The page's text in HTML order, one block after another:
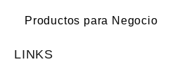
Productos para Negocio
LINKS